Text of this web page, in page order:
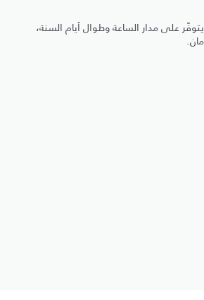
على مدار الساعة وطوال أيام السنة،